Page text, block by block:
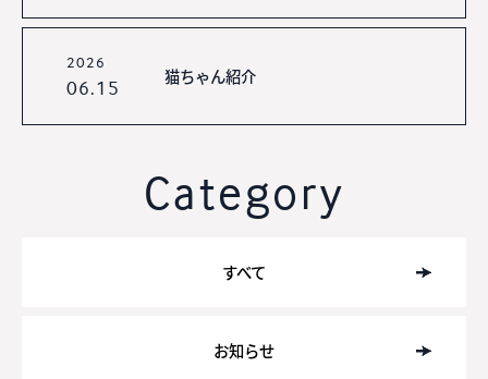
2026
06.15 猫ちゃん紹介
Category
すべて
お知らせ